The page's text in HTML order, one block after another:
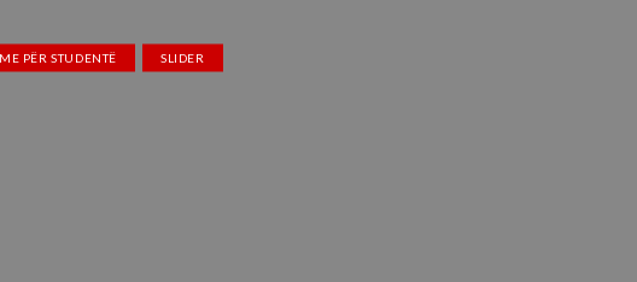
PËR STUDENTË SLIDER